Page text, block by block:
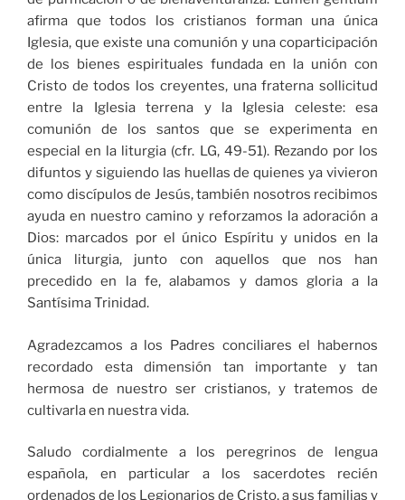
afirma que todos los cristianos forman una única
Iglesia, que existe una comunión y una coparticipación
de los bienes espirituales fundada en la unión con
Cristo de todos los creyentes, una fraterna sollicitud
entre la Iglesia terrena y la Iglesia celeste: esa
comunión de los santos que se experimenta en
especial en la liturgia (cfr. LG, 49-51). Rezando por los
difuntos y siguiendo las huellas de quienes ya vivieron
como discípulos de Jesús, también nosotros recibimos
ayuda en nuestro camino y reforzamos la adoración a
Dios: marcados por el único Espíritu y unidos en la
única liturgia, junto con aquellos que nos han
precedido en la fe, alabamos y damos gloria a la
Santísima Trinidad.
Agradezcamos a los Padres conciliares el habernos
recordado esta dimensión tan importante y tan
hermosa de nuestro ser cristianos, y tratemos de
cultivarla en nuestra vida.
Saludo cordialmente a los peregrinos de lengua
española, en particular a los sacerdotes recién
ordenados de los Legionarios de Cristo, a sus familias y